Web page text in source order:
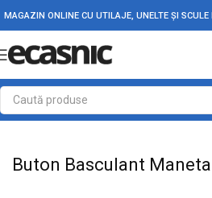
MAGAZIN ONLINE CU UTILAJE, UNELTE ȘI
Prima pagină Electrice Intrerupatoare -
Buton Basculant